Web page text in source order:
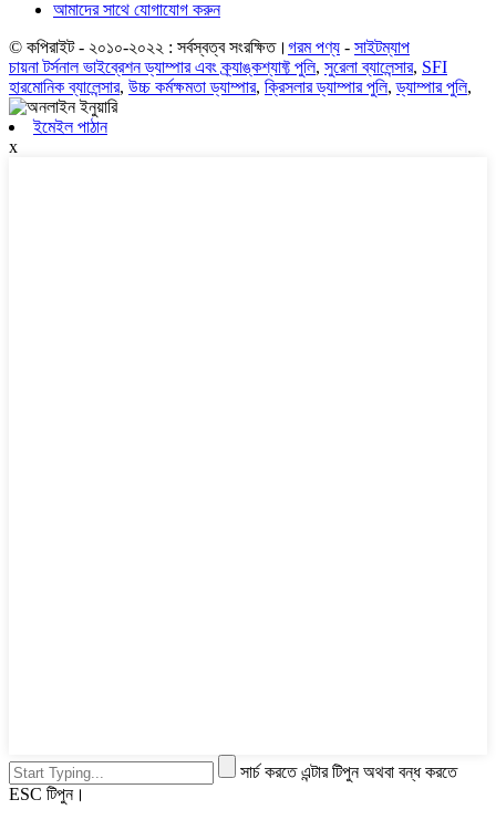
আমাদের সাথে যোগাযোগ করুন
© কপিরাইট - ২০১০-২০২২ : সর্বস্বত্ব সংরক্ষিত। গরম পণ্য - সাইটম্যাপ
চায়না টর্সনাল ভাইব্রেশন ড্যাম্পার এবং ক্র্যাঙ্কশ্যাফ্ট পুলি, সুরেলা ব্যালেন্সার, SFI
হারমোনিক ব্যালেন্সার, উচ্চ কর্মক্ষমতা ড্যাম্পার, ক্রিসলার ড্যাম্পার পুলি,ড্যাম্পার পুলি,
ইমেইল পাঠান
x
সার্চ করতে এন্টার টিপুন অথবা বন্ধ করতে
ESC টিপুন।